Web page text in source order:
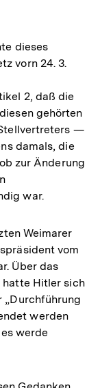
dieses
vorn 24. 3.
2, daß die
gehörten
—
damals, die
zur Änderung
war.
Weimarer
vom
Über das
hatte Hitler sich
„Durchführung
werden
werde